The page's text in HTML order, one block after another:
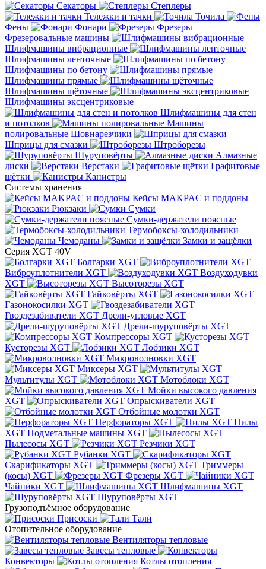
Секаторы
Степлеры
Тележки и тачки
Точила
Фены
Фонари
Фрезеры
Фрезеровальные машины
Шлифмашины вибрационные
Шлифмашины ленточные
Шлифмашины по бетону
Шлифмашины прямые
Шлифмашины щёточные
Шлифмашины эксцентриковые
Шлифмашины для стен
и потолков
Машины
полировальные Шовнарезчики
Шприцы для смазки
Штроборезы
Шуруповёрты
Алмазные
диски
Верстаки
Графитовые
щётки
Канистры
Системы хранения
Кейсы MAKPAC и поддоны
Рюкзаки
Сумки
Сумки-держатели поясные
Термобоксы-холодильники
Чемоданы
Замки и защёлки
Серия XGT 40V
Болгарки XGT
Виброуплотнители XGT
Воздуходувки
XGT
Высоторезы XGT
Гайковёрты XGT
Газонокосилки XGT
Гвоздезабиватели XGT Дрели-угловые XGT
Дрели-шуруповёрты XGT
Компрессоры XGT
Кусторезы XGT
Лобзики XGT
Микроволновки XGT
Миксеры XGT
Мультитулы XGT
Мотоблоки XGT
Мойки высокого давления
XGT
Опрыскиватели XGT
Отбойные молотки XGT
Перфораторы XGT
Пилы
XGT Подметальные машины XGT
Пылесосы XGT
Резчики XGT
Рубанки XGT
Скарификаторы XGT
Триммеры
(косы) XGT
Фрезеры XGT
Чайники XGT
Шлифмашины XGT
Шуруповёрты XGT
Грузоподъёмное оборудование
Присоски
Тали
Отопительное оборудование
Вентиляторы тепловые
Завесы тепловые
Конвекторы
Котлы отопления